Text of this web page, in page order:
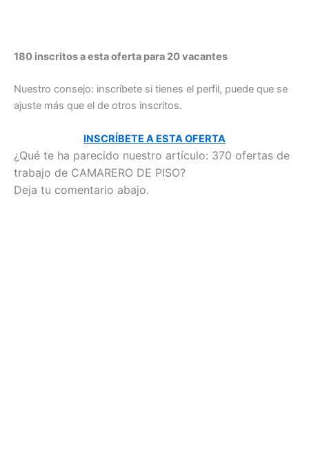
180 inscritos a esta oferta para 20 vacantes
Nuestro consejo: inscríbete si tienes el perfil, puede que se
ajuste más que el de otros inscritos.
INSCRÍBETE A ESTA OFERTA
¿Qué te ha parecido nuestro artículo: 370 ofertas de
trabajo de CAMARERO DE PISO?
Deja tu comentario abajo.